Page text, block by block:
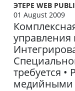
ЭТЕРЕ WEB
01 August 2009
требуется •
медийными